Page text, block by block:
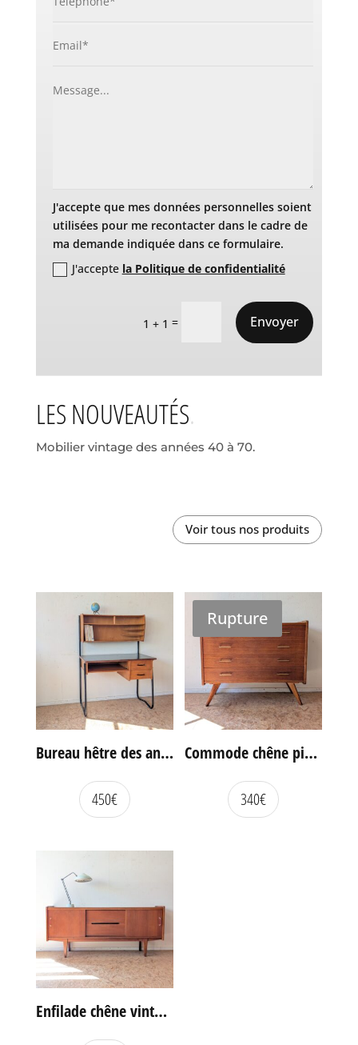
J'accepte que mes données personnelles soient
utilisées pour me recontacter dans le cadre de
ma demande indiquée dans ce formulaire.
J'accepte la Politique de confidentialité
1 + 1 = Envoyer
LES NOUVEAUTÉS
Mobilier vintage des années 40 à 70.
Voir tous nos produits
Bureau hêtre des années 60
450€
Rupture
Commode chêne pieds compas vintage
340€
Enfilade chêne vintage portes coulissantes